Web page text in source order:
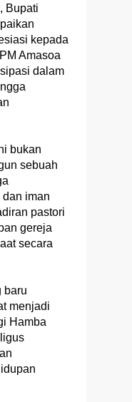
Bupati
kepada
Amasoa
dalam
bukan
sebuah
iman
pastori
gereja
secara
baru
menjadi
Hamba